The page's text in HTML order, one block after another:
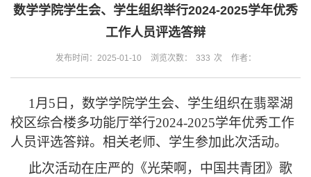
数学学院学生会、学生组织举行2024-2025学年优秀
工作人员评选答辩
发布时间：2025-01-10 浏览次数： 333 次 作者：
1月5日，数学学院学生会、学生组织在翡翠湖
校区综合楼多功能厅举行2024-2025学年优秀工作
人员评选答辩。相关老师、学生参加此次活动。
此次活动在庄严的《光荣啊，中国共青团》歌